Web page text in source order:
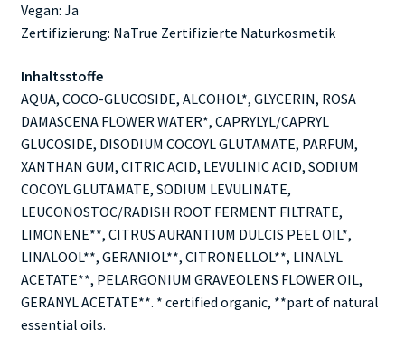
Vegan: Ja
Zertifizierung: NaTrue Zertifizierte Naturkosmetik
Inhaltsstoffe
AQUA, COCO-GLUCOSIDE, ALCOHOL*, GLYCERIN, ROSA
DAMASCENA FLOWER WATER*, CAPRYLYL/CAPRYL
GLUCOSIDE, DISODIUM COCOYL GLUTAMATE, PARFUM,
XANTHAN GUM, CITRIC ACID, LEVULINIC ACID, SODIUM
COCOYL GLUTAMATE, SODIUM LEVULINATE,
LEUCONOSTOC/RADISH ROOT FERMENT FILTRATE,
LIMONENE**, CITRUS AURANTIUM DULCIS PEEL OIL*,
LINALOOL**, GERANIOL**, CITRONELLOL**, LINALYL
ACETATE**, PELARGONIUM GRAVEOLENS FLOWER OIL,
GERANYL ACETATE**. * certified organic, **part of natural
essential oils.